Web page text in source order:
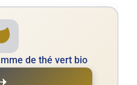
de thé vert bio